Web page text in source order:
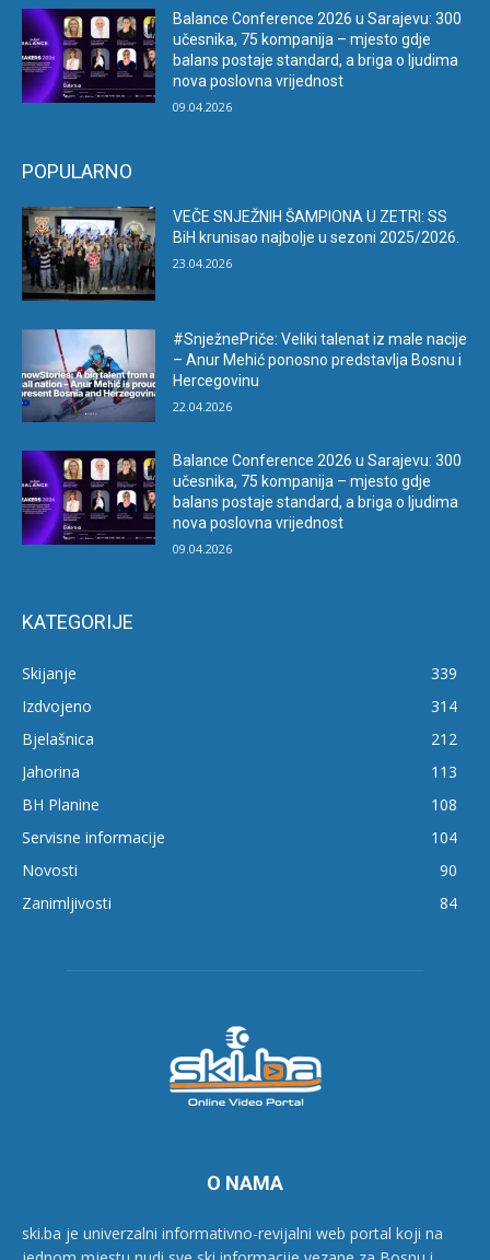
Balance Conference 2026 u Sarajevu: 300
učesnika, 75 kompanija – mjesto gdje
balans postaje standard, a briga o ljudima
nova poslovna vrijednost
09.04.2026
POPULARNO
VEČE SNJEŽNIH ŠAMPIONA U ZETRI: SS
BiH krunisao najbolje u sezoni 2025/2026.
23.04.2026
#SnježnePriče: Veliki talenat iz male nacije
– Anur Mehić ponosno predstavlja Bosnu i
Hercegovinu
22.04.2026
Balance Conference 2026 u Sarajevu: 300
učesnika, 75 kompanija – mjesto gdje
balans postaje standard, a briga o ljudima
nova poslovna vrijednost
09.04.2026
KATEGORIJE
Skijanje
339
Izdvojeno
314
Bjelašnica
212
Jahorina
113
BH Planine
108
Servisne informacije
104
Novosti
90
Zanimljivosti
84
O NAMA
ski.ba je univerzalni informativno-revijalni web portal koji na